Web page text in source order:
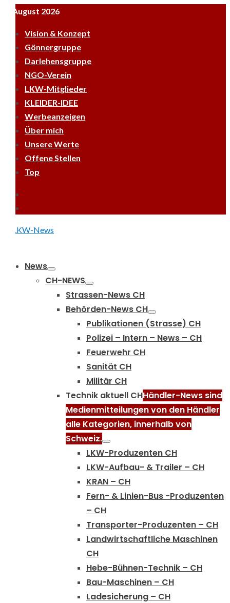
Skip
content
7. August 2026
Vision & Konzept
Gönnergruppe
Darlehensgruppe
NGO-Verein
LKW-Mitglieder
KLEIDER-IDEE
Werbeanzeigen
Über mich
Unsere Werte
Offene Stellen
Top
Menu
News
CH-NEWS
Strassen-News CH
Behörden-News CH
Publikationen (Strasse) CH
Polizei – Intern – News – CH
Feuerwehr CH
Sanität CH
Militär CH
Technik aktuell CHHändler-News sind
Medienmitteilungen von den Händler
alle Kategorien, innerhalb von
Schweiz.
LKW-Produzenten CH
LKW-Aufbau- & Trailer – CH
KRAN – CH
Fern- & Linien-Bus -Produzenten
– CH
Transporter-Produzenten – CH
Landwirtschaftliche Maschinen
CH
Hebe-Bühnen-Technik – CH
Bau-Maschinen – CH
Ladesicherung – CH